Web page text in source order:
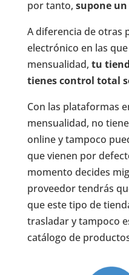
por tanto, supone
A diferencia de otras
electrónico en las
mensualidad, tu
tienes control total
Con las plataformas
mensualidad, no
online y tampoco
que vienen por
momento decides
proveedor tendrás
que este tipo de
trasladar y tampoco
catálogo de